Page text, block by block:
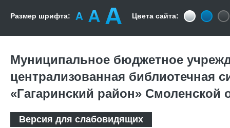
Размер шрифта: Цвета сайта:
Муниципальное бюджетное
централизованная библиотечная
«Гагаринский район» Смоленской
Версия для слабовидящих